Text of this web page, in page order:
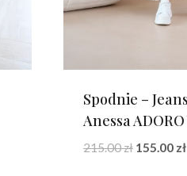
Spodnie –
Anessa
215.00zł Pierwotna
155.00 zł